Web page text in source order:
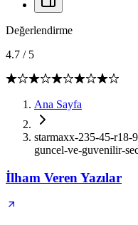
Değerlendirme
4.7 / 5
Ana Sayfa
starmaxx-235-45-r18-
guncel-ve-guvenilir-
İlham Veren Yazılar